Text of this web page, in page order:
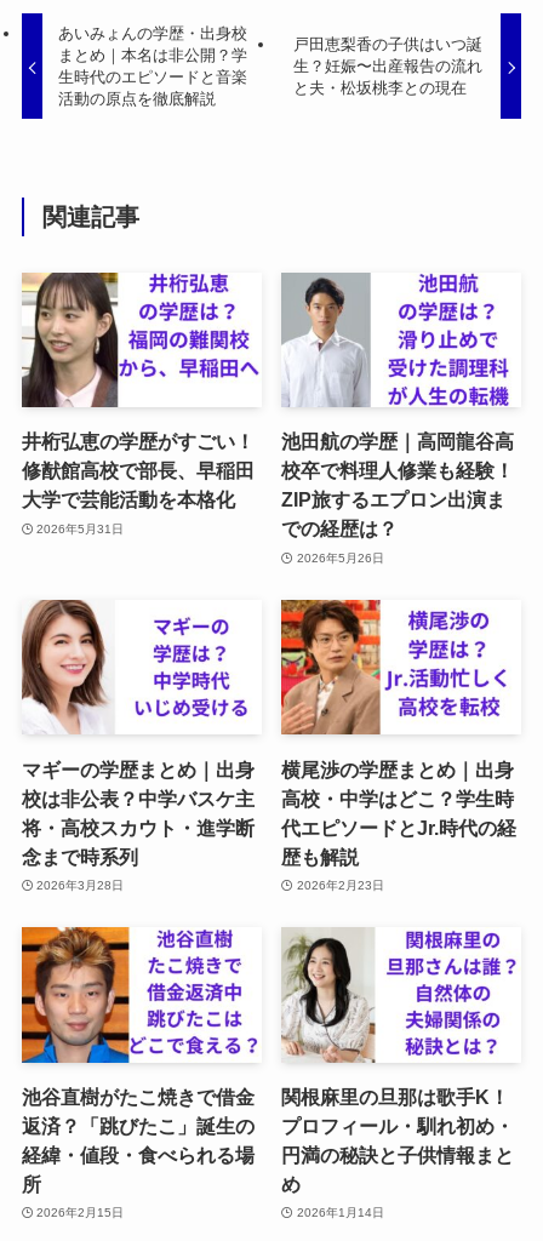
あいみょんの学歴・出身校
まとめ｜本名は非公開？学
生時代のエピソードと音楽
活動の原点を徹底解説
戸田恵梨香の子供はいつ誕
生？妊娠〜出産報告の流れ
と夫・松坂桃李との現在
関連記事
井桁弘恵の学歴がすごい！
修猷館高校で部長、早稲田
大学で芸能活動を本格化
2026年5月31日
池田航の学歴｜高岡龍谷高
校卒で料理人修業も経験！
ZIP旅するエプロン出演ま
での経歴は？
2026年5月26日
マギーの学歴まとめ｜出身
校は非公表？中学バスケ主
将・高校スカウト・進学断
念まで時系列
2026年3月28日
横尾渉の学歴まとめ｜出身
高校・中学はどこ？学生時
代エピソードとJr.時代の経
歴も解説
2026年2月23日
池谷直樹がたこ焼きで借金
返済？「跳びたこ」誕生の
経緯・値段・食べられる場
所
2026年2月15日
関根麻里の旦那は歌手K！
プロフィール・馴れ初め・
円満の秘訣と子供情報まと
め
2026年1月14日